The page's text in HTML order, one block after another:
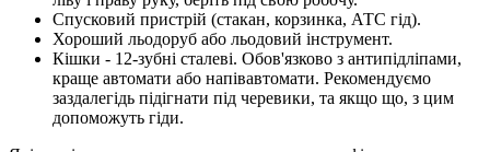
Спусковий пристрій (стакан, корзинка, АТС гід).
Хороший льодоруб або льодовий інструмент.
Кішки - 12-зубні сталеві. Обов'язково з антипідліпами,
краще автомати або напівавтомати. Рекомендуємо
заздалегідь підігнати під черевики, та якщо що, з цим
допоможуть гіди.